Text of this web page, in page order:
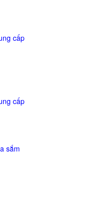
cấp
cấp
sắm